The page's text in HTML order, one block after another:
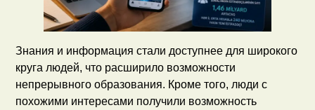
Знания и информация стали доступнее для широкого
круга людей, что расширило возможности
непрерывного образования. Кроме того, люди с
похожими интересами получили возможность